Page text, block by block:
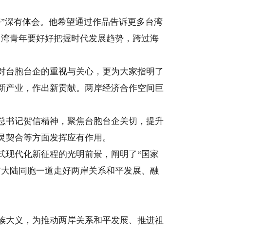
有体会。他希望通过作品告诉更多台湾
青年要好好把握时代发展趋势，跨过海
胞台企的重视与关心，更为大家指明了
产业，作出新贡献。两岸经济合作空间巨
记贺信精神，聚焦台胞台企关切，提升
合等方面发挥应有作用。
代化新征程的光明前景，阐明了“国家
陆同胞一道走好两岸关系和平发展、融
义，为推动两岸关系和平发展、推进祖